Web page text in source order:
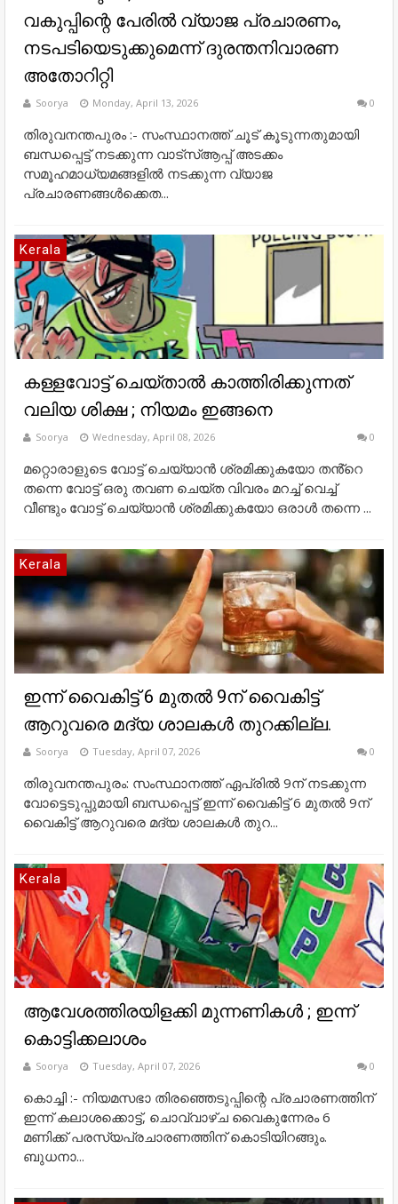
വകുപ്പിന്റെ പേരിൽ വ്യാജ പ്രചാരണം,
നടപടിയെടുക്കുമെന്ന് ദുരന്തനിവാരണ
അതോറിറ്റി
Soorya Monday, April 13, 2026 0
തിരുവനന്തപുരം :- സംസ്ഥാനത്ത് ചൂട് കൂടുന്നതുമായി
ബന്ധപ്പെട്ട് നടക്കുന്ന വാട്‌സ്ആപ്പ് അടക്കം
സമൂഹമാധ്യമങ്ങളിൽ നടക്കുന്ന വ്യാജ
പ്രചാരണങ്ങൾക്കെത...
Kerala
കള്ളവോട്ട് ചെയ്താൽ കാത്തിരിക്കുന്നത്
വലിയ ശിക്ഷ ; നിയമം ഇങ്ങനെ
Soorya Wednesday, April 08, 2026 0
മറ്റൊരാളുടെ വോട്ട് ചെയ്യാൻ ശ്രമിക്കുകയോ തൻ്റെ
തന്നെ വോട്ട് ഒരു തവണ ചെയ്ത വിവരം മറച്ച് വെച്ച്
വീണ്ടും വോട്ട് ചെയ്യാൻ ശ്രമിക്കുകയോ ഒരാൾ തന്നെ ...
Kerala
ഇന്ന് വൈകിട്ട് 6 മുതല്‍ 9ന് വൈകിട്ട്
ആറുവരെ മദ്യ ശാലകള്‍ തുറക്കില്ല.
Soorya Tuesday, April 07, 2026 0
തിരുവനന്തപുരം: സംസ്ഥാനത്ത് ഏപ്രില്‍ 9ന് നടക്കുന്ന
വോട്ടെടുപ്പുമായി ബന്ധപ്പെട്ട് ഇന്ന് വൈകിട്ട് 6 മുതല്‍ 9ന്
വൈകിട്ട് ആറുവരെ മദ്യ ശാലകള്‍ തുറ...
Kerala
ആവേശത്തിരയിളക്കി മുന്നണികൾ ; ഇന്ന്
കൊട്ടിക്കലാശം
Soorya Tuesday, April 07, 2026 0
കൊച്ചി :- നിയമസഭാ തിരഞ്ഞെടുപ്പിന്റെ പ്രചാരണത്തിന്
ഇന്ന് കലാശക്കൊട്ട്, ചൊവ്വാഴ്‌ച വൈകുന്നേരം 6
മണിക്ക് പരസ്യപ്രചാരണത്തിന് കൊടിയിറങ്ങും.
ബുധനാ...